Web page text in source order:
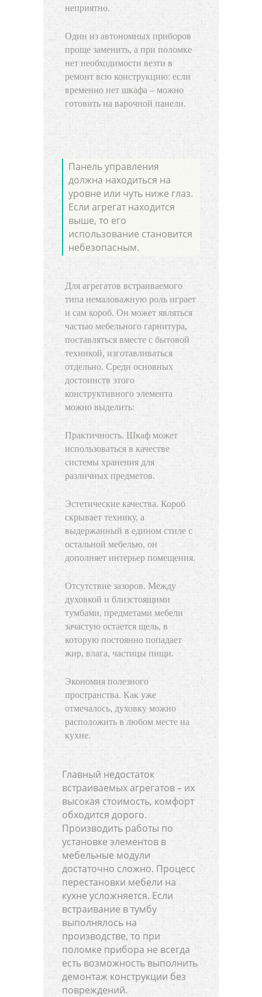
неприятно.
Один из автономных приборов
проще заменить, а при поломке
нет необходимости везти в
ремонт всю конструкцию: если
временно нет шкафа – можно
готовить на варочной панели.
Панель управления
должна находиться на
уровне или чуть ниже глаз.
Если агрегат находится
выше, то его
использование становится
небезопасным.
Для агрегатов встраиваемого
типа немаловажную роль играет
и сам короб. Он может являться
частью мебельного гарнитура,
поставляться вместе с бытовой
техникой, изготавливаться
отдельно. Среди основных
достоинств этого
конструктивного элемента
можно выделить:
Практичность. Шкаф может
использоваться в качестве
системы хранения для
различных предметов.
Эстетические качества. Короб
скрывает технику, а
выдержанный в едином стиле с
остальной мебелью, он
дополняет интерьер помещения.
Отсутствие зазоров. Между
духовкой и близстоящими
тумбами, предметами мебели
зачастую остается щель, в
которую постоянно попадает
жир, влага, частицы пищи.
Экономия полезного
пространства. Как уже
отмечалось, духовку можно
расположить в любом месте на
кухне.
Главный недостаток
встраиваемых агрегатов – их
высокая стоимость, комфорт
обходится дорого.
Производить работы по
установке элементов в
мебельные модули
достаточно сложно. Процесс
перестановки мебели на
кухне усложняется. Если
встраивание в тумбу
выполнялось на
производстве, то при
поломке прибора не всегда
есть возможность выполнить
демонтаж конструкции без
повреждений.